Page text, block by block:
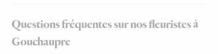
Questions fréquentes sur nos fleuristes à
Gouchaupre